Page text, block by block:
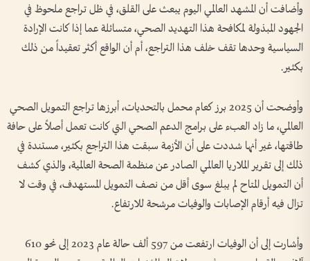
وأضافت أن المشهد العالمي اليوم يبعث على القلق، في ظل تراجع ملحوظ في
الجهود المبذولة لمكافحة هذا التهديد الصحي، متسائلة عما إذا كانت الإرادة
السياسية وحدها تقف خلف هذا التراجع، أم أن الواقع أكثر تعقيداً من ذلك
بكثير.
وأوضحت أن 2025 برز كعام محمل بالتحديات، أبرزها تراجع التمويل الصحي
العالمي، ما زاد العبء على برامج الدعم الصحي التي كانت تعمل أصلاً على حافة
طاقتها، غير أنها شددت على أن الأزمة سبقت هذا التراجع بكثير، مستندة في
ذلك إلى تقرير الملاريا العالمي الصادر عن منظمة الصحة العالمية، والذي كشف
أن التمويل المتاح لم يبلغ سوى أقل من نصف التمويل المستهدف، في وقت لا
تزال فيه أرقام الإصابات والوفيات مرشحة للارتفاع.
وأشارت إلى أن الوفيات ارتفعت من 597 ألف حالة عام 2023 إلى نحو 610